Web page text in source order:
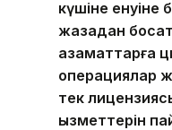
күшіне енуіне
жазадан
азаматтарға
операциялар
тек
қызметтерін